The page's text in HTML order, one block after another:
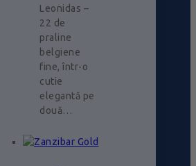
Leonidas –
22 de
praline
belgiene
fine, într-o
cutie
elegantă pe
două…